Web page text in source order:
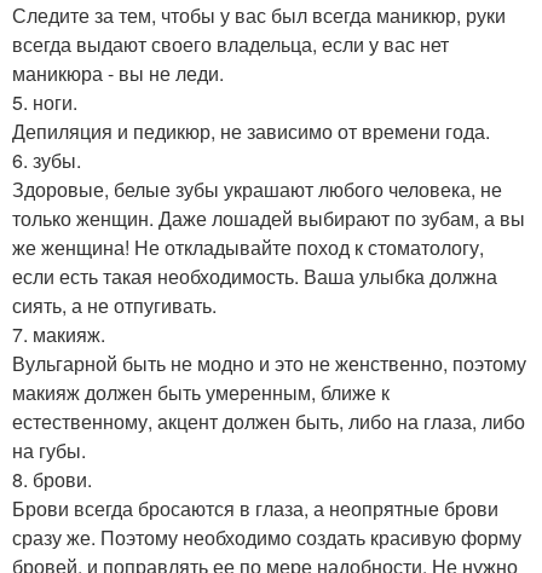
Следите за тем, чтобы у вас был всегда маникюр, руки
всегда выдают своего владельца, если у вас нет
маникюра - вы не леди.
5. ноги.
Депиляция и педикюр, не зависимо от времени года.
6. зубы.
Здоровые, белые зубы украшают любого человека, не
только женщин. Даже лошадей выбирают по зубам, а вы
же женщина! Не откладывайте поход к стоматологу,
если есть такая необходимость. Ваша улыбка должна
сиять, а не отпугивать.
7. макияж.
Вульгарной быть не модно и это не женственно, поэтому
макияж должен быть умеренным, ближе к
естественному, акцент должен быть, либо на глаза, либо
на губы.
8. брови.
Брови всегда бросаются в глаза, а неопрятные брови
сразу же. Поэтому необходимо создать красивую форму
бровей, и поправлять ее по мере надобности. Не нужно